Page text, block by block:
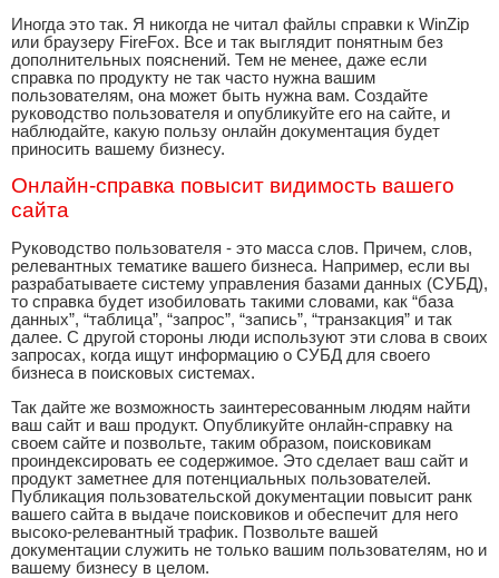
Иногда это так. Я никогда не читал файлы справки к WinZip
или браузеру FireFox. Все и так выглядит понятным без
дополнительных пояснений. Тем не менее, даже если
справка по продукту не так часто нужна вашим
пользователям, она может быть нужна вам. Создайте
руководство пользователя и опубликуйте его на сайте, и
наблюдайте, какую пользу онлайн документация будет
приносить вашему бизнесу.
Онлайн-справка повысит видимость вашего
сайта
Руководство пользователя - это масса слов. Причем, слов,
релевантных тематике вашего бизнеса. Например, если вы
разрабатываете систему управления базами данных (СУБД),
то справка будет изобиловать такими словами, как “база
данных”, “таблица”, “запрос”, “запись”, “транзакция” и так
далее. С другой стороны люди используют эти слова в своих
запросах, когда ищут информацию о СУБД для своего
бизнеса в поисковых системах.
Так дайте же возможность заинтересованным людям найти
ваш сайт и ваш продукт. Опубликуйте онлайн-справку на
своем сайте и позвольте, таким образом, поисковикам
проиндексировать ее содержимое. Это сделает ваш сайт и
продукт заметнее для потенциальных пользователей.
Публикация пользовательской документации повысит ранк
вашего сайта в выдаче поисковиков и обеспечит для него
высоко-релевантный трафик. Позвольте вашей
документации служить не только вашим пользователям, но и
вашему бизнесу в целом.